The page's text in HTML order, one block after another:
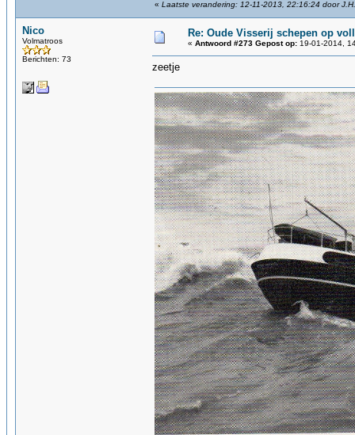
« Laatste verandering: 12-11-2013, 22:16:24 door J.H.
Nico
Volmatroos
Berichten: 73
Re: Oude Visserij schepen op
« Antwoord #273 Gepost op: 19-01-2014,
zeetje